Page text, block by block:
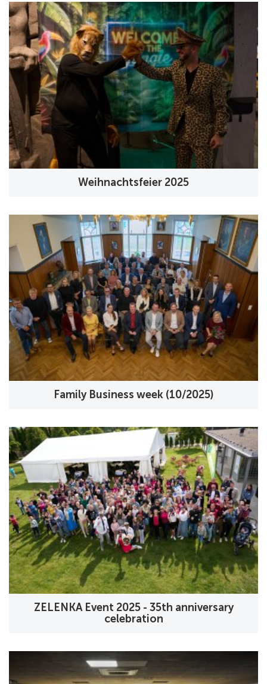
Weihnachtsfeier 2025
Family Business week (10/2025)
ZELENKA Event 2025 - 35th anniversary
celebration